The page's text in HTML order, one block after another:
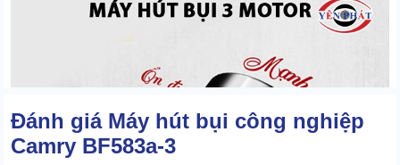
Đánh giá Máy hút bụi công nghiệp
Camry BF583a-3